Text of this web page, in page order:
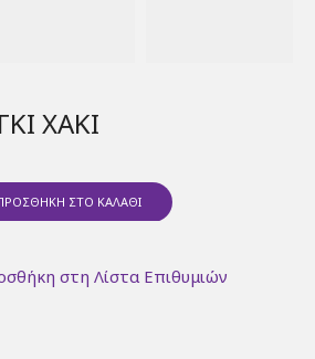
ΧΑΚΊ
ΣΤΟ ΚΑΛΆΘΙ
στη Λίστα Επιθυμιών